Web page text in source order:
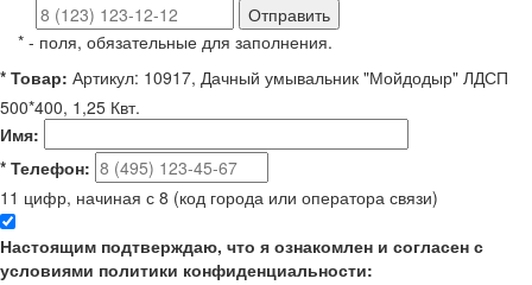
Отправить
* - поля, обязательные для заполнения.
* Товар: Артикул: 10917, Дачный умывальник "Мойдодыр" ЛДСП
500*400, 1,25 Квт.
Имя:
* Телефон:
11 цифр, начиная с 8 (код города или оператора связи)
Настоящим подтверждаю, что я ознакомлен и согласен с
условиями политики конфиденциальности: